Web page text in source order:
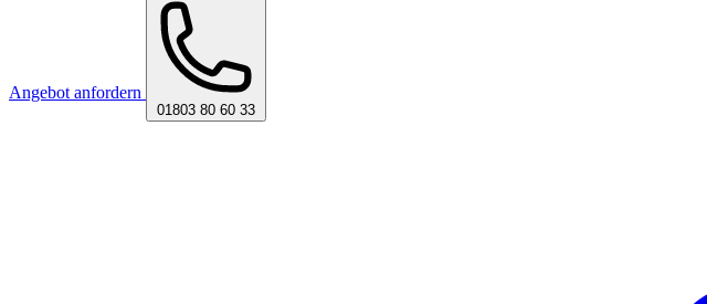
Angebot anfordern
01803 80 60 33